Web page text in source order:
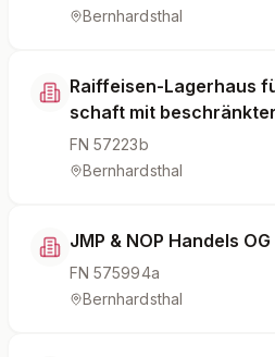
Bernhardsthal
Raiffeisen-Lagerhaus
schaft mit
FN57223b
Bernhardsthal
JMP & NOP Handels OG
FN575994a
Bernhardsthal